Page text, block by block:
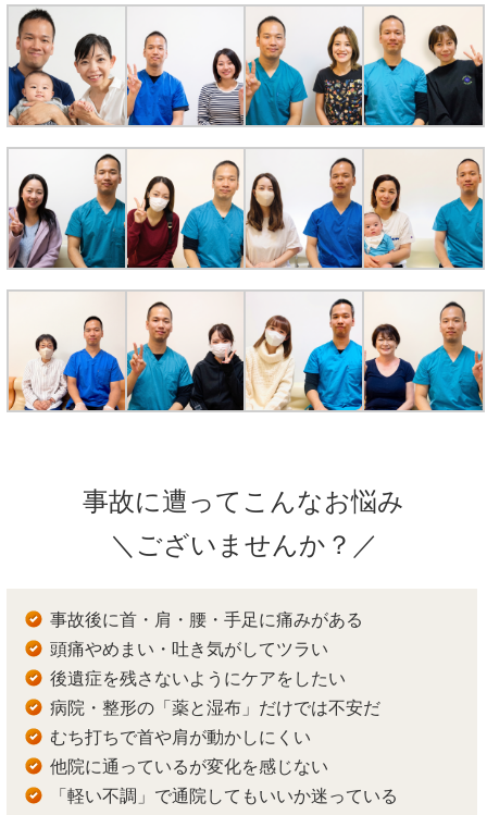
事故に遭ってこんなお悩み
＼ございませんか？／
事故後に首・肩・腰・手足に痛みがある
頭痛やめまい・吐き気がしてツラい
後遺症を残さないようにケアをしたい
病院・整形の「薬と湿布」だけでは不安だ
むち打ちで首や肩が動かしにくい
他院に通っているが変化を感じない
「軽い不調」で通院してもいいか迷っている